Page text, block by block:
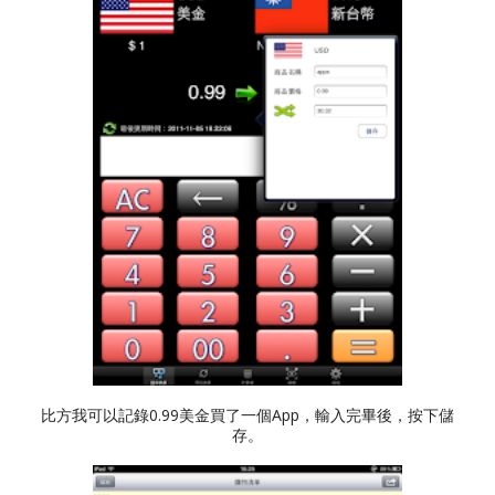
比方我可以記錄0.99美金買了一個App，輸入完畢後，按下儲
存。